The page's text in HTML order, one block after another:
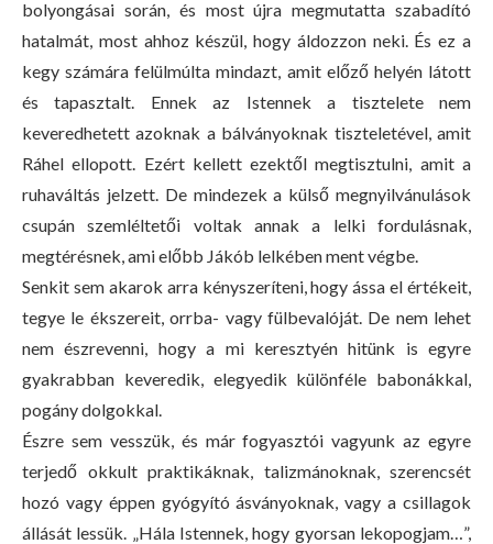
bolyongásai során, és most újra megmutatta szabadító
hatalmát, most ahhoz készül, hogy áldozzon neki. És ez a
kegy számára felülmúlta mindazt, amit előző helyén látott
és tapasztalt. Ennek az Istennek a tisztelete nem
keveredhetett azoknak a bálványoknak tiszteletével, amit
Ráhel ellopott. Ezért kellett ezektől megtisztulni, amit a
ruhaváltás jelzett. De mindezek a külső megnyilvánulások
csupán szemléltetői voltak annak a lelki fordulásnak,
megtérésnek, ami előbb Jákób lelkében ment végbe.
Senkit sem akarok arra kényszeríteni, hogy ássa el értékeit,
tegye le ékszereit, orrba- vagy fülbevalóját. De nem lehet
nem észrevenni, hogy a mi keresztyén hitünk is egyre
gyakrabban keveredik, elegyedik különféle babonákkal,
pogány dolgokkal.
Észre sem vesszük, és már fogyasztói vagyunk az egyre
terjedő okkult praktikáknak, talizmánoknak, szerencsét
hozó vagy éppen gyógyító ásványoknak, vagy a csillagok
állását lessük. „Hála Istennek, hogy gyorsan lekopogjam…”,